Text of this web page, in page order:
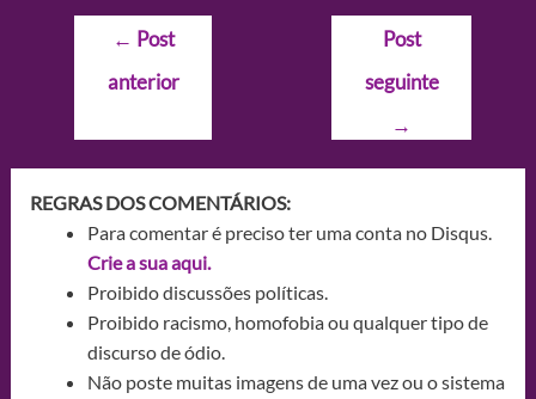
Navegação
Post
← Post
anterior
Post
seguinte
→
REGRAS DOS COMENTÁRIOS:
Para comentar é preciso ter uma conta no Disqus.
Crie a sua aqui.
Proibido discussões políticas.
Proibido racismo, homofobia ou qualquer tipo de
discurso de ódio.
Não poste muitas imagens de uma vez ou o sistema